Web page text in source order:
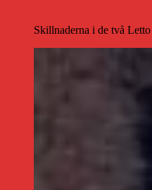
Skillnaderna i de två